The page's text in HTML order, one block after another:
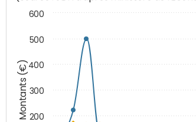
Montants (€) 200
300
400
500
600